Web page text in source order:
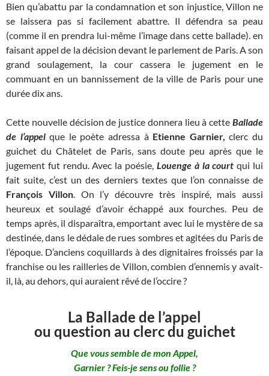
Bien qu’abattu par la condamnation et son injustice, Villon ne
se laissera pas si facilement abattre. Il défendra sa peau
(comme il en prendra lui-même l’image dans cette ballade). en
faisant appel de la décision devant le parlement de Paris. A son
grand soulagement, la cour cassera le jugement en le
commuant en un bannissement de la ville de Paris pour une
durée dix ans.
Cette nouvelle décision de justice donnera lieu à cette Ballade
de l’appelque le poète adressa à Etienne Garnier, clerc du
guichet du Châtelet de Paris, sans doute peu après que le
jugement fut rendu. Avec la poésie, Louenge à la court qui lui
fait suite, c’est un des derniers textes que l’on connaisse de
François Villon. On l’y découvre très inspiré, mais aussi
heureux et soulagé d’avoir échappé aux fourches. Peu de
temps après, il disparaîtra, emportant avec lui le mystère de sa
destinée, dans le dédale de rues sombres et agitées du Paris de
l’époque. D’anciens coquillards à des dignitaires froissés par la
franchise ou les railleries de Villon, combien d’ennemis y avait-
il, là, au dehors, qui auraient rêvé de l’occire ?
La Ballade de l’appel
ou question au clerc du guichet
Que vous semble de mon Appel,
Garnier ? Feis-je sens ou follie ?